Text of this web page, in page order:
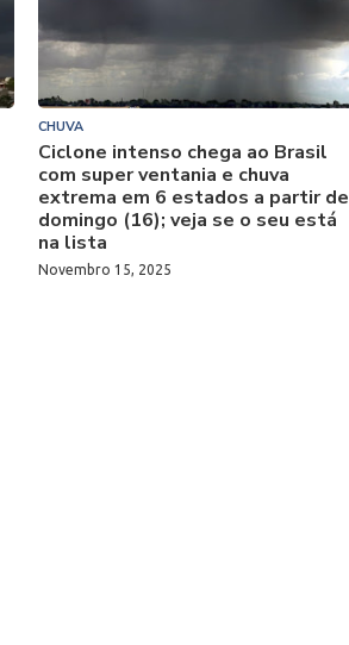
CHUVA
Ciclone intenso chega ao Brasil
com super ventania e chuva
extrema em 6 estados a partir de
domingo (16); veja se o seu está
na lista
Novembro 15, 2025